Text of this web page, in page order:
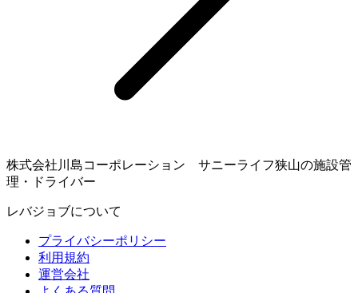
株式会社川島コーポレーション サニーライフ狭山の施設管
理・ドライバー
レバジョブについて
プライバシーポリシー
利用規約
運営会社